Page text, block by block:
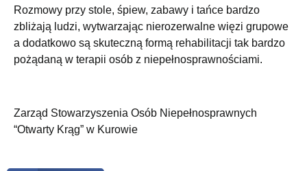
Rozmowy przy stole, śpiew, zabawy i tańce bardzo
zbliżają ludzi, wytwarzając nierozerwalne więzi grupowe
a dodatkowo są skuteczną formą rehabilitacji tak bardzo
pożądaną w terapii osób z niepełnosprawnościami.
Zarząd Stowarzyszenia Osób Niepełnosprawnych
“Otwarty Krąg” w Kurowie